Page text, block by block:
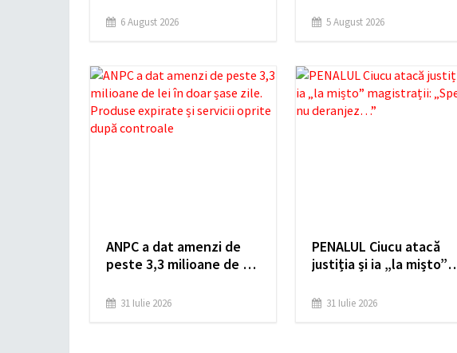
Comarnic va fi gata până
6 August 2026
penal. Fosta parteneră i-
(surse) / Update
5 August 2026
ANPC a dat amenzi de
peste 3,3 milioane de lei
Produse expirate și
31 Iulie 2026
PENALUL Ciucu atacă
justiția și ia „la mișto”
deranjez…”
31 Iulie 2026